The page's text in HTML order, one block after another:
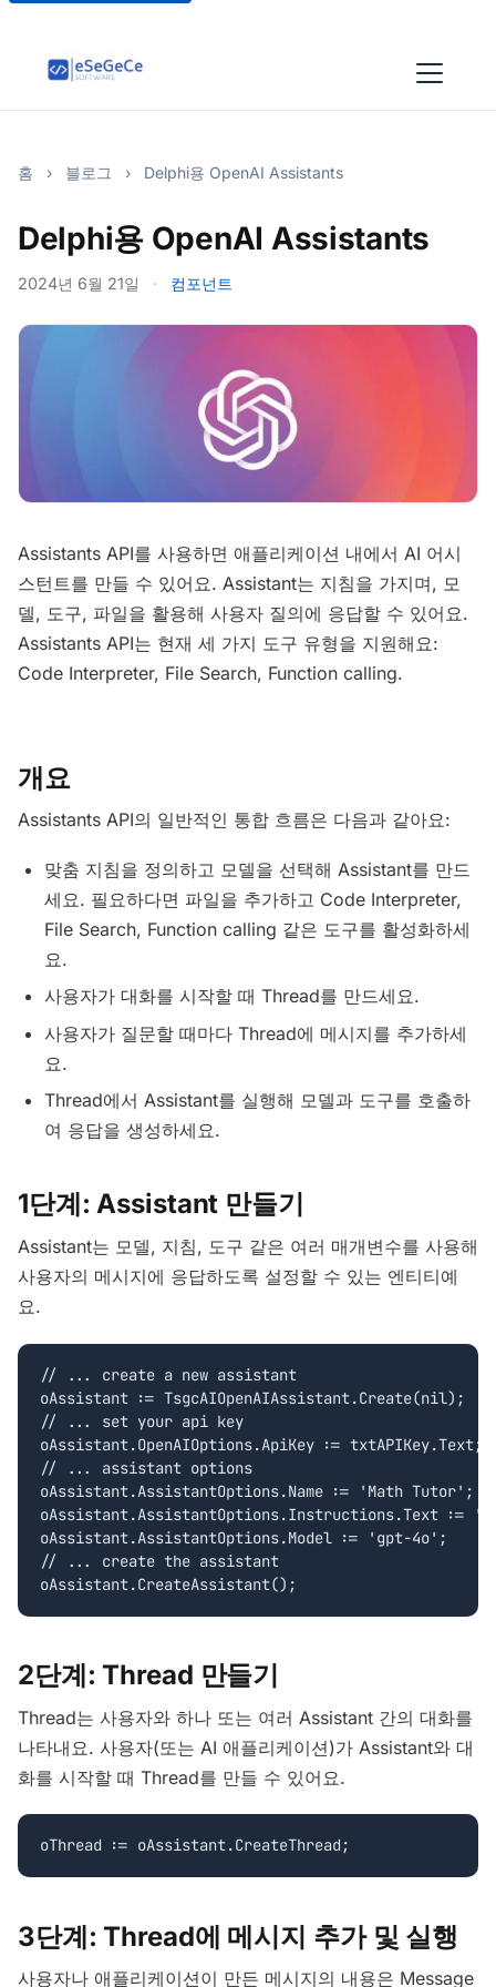
홈 › 블로그 › Delphi용 OpenAI Assistants
Delphi용 OpenAI Assistants
2024년 6월 21일 · 컴포넌트
Assistants API를 사용하면 애플리케이션 내에서 AI 어시
스턴트를 만들 수 있어요. Assistant는 지침을 가지며, 모
델, 도구, 파일을 활용해 사용자 질의에 응답할 수 있어요.
Assistants API는 현재 세 가지 도구 유형을 지원해요:
Code Interpreter, File Search, Function calling.
개요
Assistants API의 일반적인 통합 흐름은 다음과 같아요:
맞춤 지침을 정의하고 모델을 선택해 Assistant를 만드
세요. 필요하다면 파일을 추가하고 Code Interpreter,
File Search, Function calling 같은 도구를 활성화하세
요.
사용자가 대화를 시작할 때 Thread를 만드세요.
사용자가 질문할 때마다 Thread에 메시지를 추가하세
요.
Thread에서 Assistant를 실행해 모델과 도구를 호출하
여 응답을 생성하세요.
1단계: Assistant 만들기
Assistant는 모델, 지침, 도구 같은 여러 매개변수를 사용해
사용자의 메시지에 응답하도록 설정할 수 있는 엔티티예
요.
// ... create a new assistant
oAssistant := TsgcAIOpenAIAssistant.Create(nil);
// ... set your api key
oAssistant.OpenAIOptions.ApiKey := txtAPIKey.Text;
// ... assistant options
oAssistant.AssistantOptions.Name := 'Math Tutor';
oAssistant.AssistantOptions.Instructions.Text :=
oAssistant.AssistantOptions.Model := 'gpt-4o';
// ... create the assistant
2단계: Thread 만들기
Thread는 사용자와 하나 또는 여러 Assistant 간의 대화를
나타내요. 사용자(또는 AI 애플리케이션)가 Assistant와 대
화를 시작할 때 Thread를 만들 수 있어요.
3단계: Thread에 메시지 추가 및 실행
사용자나 애플리케이션이 만든 메시지의 내용은 Message